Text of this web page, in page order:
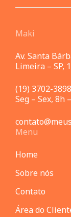
Maki
Av. Santa
Limeira – SP,
(19) 3702-3898
Seg – Sex, 8h
Menu
Home
Sobre nós
Contato
Área do